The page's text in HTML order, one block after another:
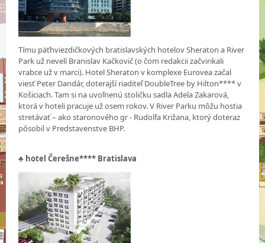
Tímu päťhviezdičkových bratislavských hotelov Sheraton a River
Park už nevelí Branislav Kačkovič (o čom redakcii začvirikali
vrabce už v marci). Hotel Sheraton v komplexe Eurovea začal
viesť Peter Dandár, doterajší riaditeľ DoubleTree by Hilton**** v
Košiciach. Tam si na uvoľnenú stoličku sadla Adela Zakarová,
ktorá v hoteli pracuje už osem rokov. V River Parku môžu hostia
stretávať – ako staronového gr - Rudolfa Križana, ktorý doteraz
pôsobil v Predstavenstve BHP.
♣ hotel Čerešne**** Bratislava